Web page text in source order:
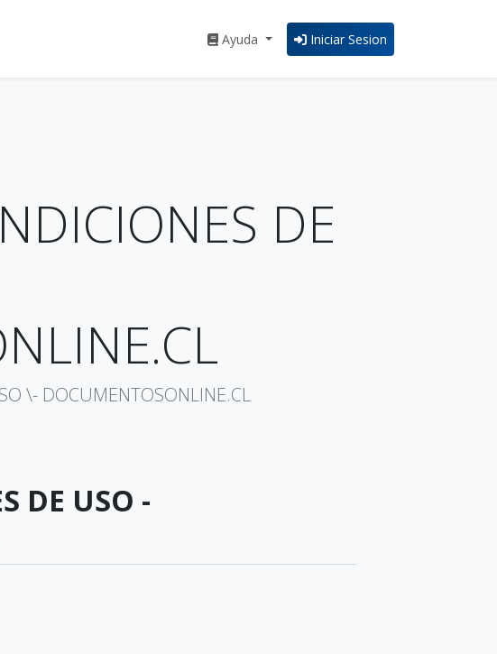
Ayuda Iniciar Sesion
DE
\- DOCUMENTOSONLINE.CL
DE USO -